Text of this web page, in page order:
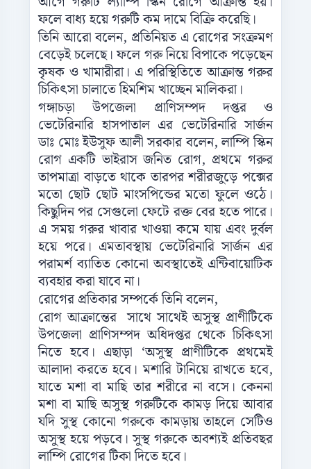
ফলে বাধ্য হয়ে গরুটি কম দামে বিক্রি করেছি।
তিনি আরো বলেন, প্রতিনিয়ত এ রোগের সংক্রমণ
বেড়েই চলেছে। ফলে গরু নিয়ে বিপাকে পড়েছেন
কৃষক ও খামারীরা। এ পরিস্থিতিতে আক্রান্ত গরুর
চিকিৎসা চালাতে হিমশিম খাচ্ছেন মালিকরা।
গঙ্গাচড়া উপজেলা প্রাণিসম্পদ দপ্তর ও
ভেটেরিনারি হাসপাতাল এর ভেটেরিনারি সার্জন
ডাঃ মোঃ ইউসুফ আলী সরকার বলেন, লাম্পি স্কিন
রোগ একটি ভাইরাস জনিত রোগ, প্রথমে গরুর
তাপমাত্রা বাড়তে থাকে তারপর শরীরজুড়ে পক্সের
মতো ছোট ছোট মাংসপিন্ডের মতো ফুলে ওঠে।
কিছুদিন পর সেগুলো ফেটে রক্ত বের হতে পারে।
এ সময় গরুর খাবার খাওয়া কমে যায় এবং দুর্বল
হয়ে পরে। এমতাবস্থায় ভেটেরিনারি সার্জন এর
পরামর্শ ব্যাতিত কোনো অবস্থাতেই এন্টিবায়োটিক
ব্যবহার করা যাবে না।
রোগের প্রতিকার সম্পর্কে তিনি বলেন,
রোগ আক্রান্তের সাথে সাথেই অসুস্থ প্রাণীটিকে
উপজেলা প্রাণিসম্পদ অধিদপ্তর থেকে চিকিৎসা
নিতে হবে। এছাড়া ‘অসুস্থ প্রাণীটিকে প্রথমেই
আলাদা করতে হবে। মশারি টানিয়ে রাখতে হবে,
যাতে মশা বা মাছি তার শরীরে না বসে। কেননা
মশা বা মাছি অসুস্থ গরুটিকে কামড় দিয়ে আবার
যদি সুস্থ কোনো গরুকে কামড়ায় তাহলে সেটিও
অসুস্থ হয়ে পড়বে। সুস্থ গরুকে অবশ্যই প্রতিবছর
লাম্পি রোগের টিকা দিতে হবে।